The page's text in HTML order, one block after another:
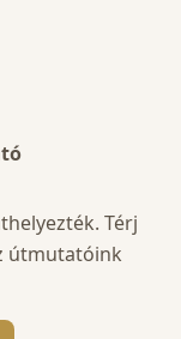
Térj
útmutatóink